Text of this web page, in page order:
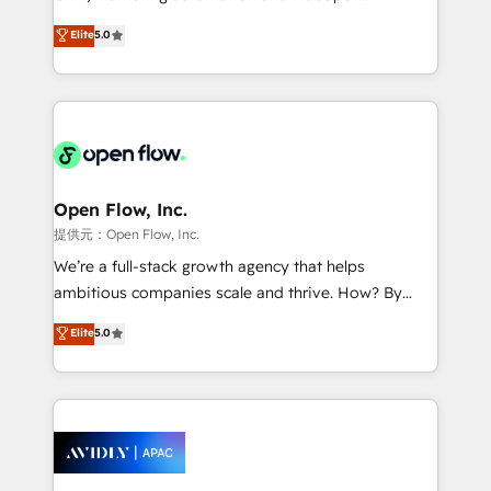
Mindedness, and Clarity. We are driven to win for the
collective good of the company and its clientele, and
things are happening.
integration products and services to mid-market
and enterprise customers. We ensure that your sales,
service and marketing department operates in the
most effective way, while at the same time
integrated buyers journey. Elixir is located in
and Amsterdam. Elixir is a first mover and leader
when it comes to HubSpot sales and service
implementations, highly renowned for our business
acumen, process (re-)design experience and a
integrate HubSpot with complex solutions like SAP,
MicroSoft, custom solutions,... Our company also has
Retail execution, CPQ, customer portals and
HubSpot CMS developments. And we're champions
Elite5.0
Open Flow, Inc.
提供元：Open Flow, Inc.
We’re a full-stack growth agency that helps
ambitious companies scale and thrive. How? By
upgrading and streamlining every single revenue-
generating aspect of your business. We’re proud
HubSpot Elite Solutions Partners and devout CRM
nerds who can harness HubSpot’s custom digital
experience. Working hand-in-hand with your team,
we’ll assemble a RevOps machine that drives more
Elite5.0